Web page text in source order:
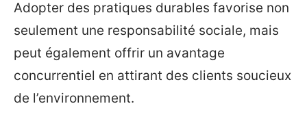
Adopter des pratiques durables favorise non
seulement une responsabilité sociale, mais
peut également offrir un avantage
concurrentiel en attirant des clients soucieux
de l’environnement.